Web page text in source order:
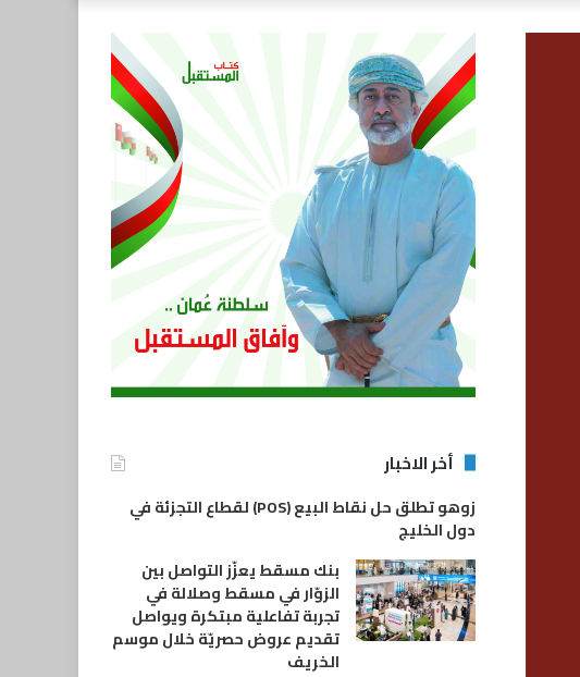
أخر الاخبار
زوهو تطلق حل نقاط البيع (POS) لقطاع التجزئة في
دول الخليج
بنك مسقط يعزّز التواصل بين
الزوّار في مسقط وصلالة في
تجربة تفاعلية مبتكرة ويواصل
تقديم عروض حصريّة خلال موسم
الخريف